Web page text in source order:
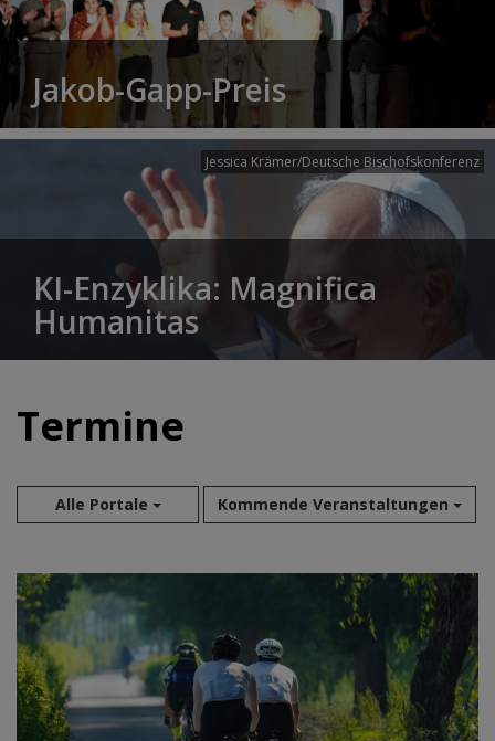
Jakob-Gapp-Preis
Jessica Krämer/Deutsche Bischofskonferenz
KI-Enzyklika: Magnifica
Humanitas
Termine
Alle Portale Kommende Veranstaltungen
Aug 2026
Okt 2026
Nov 2026
Dez 2026
Jan 2027